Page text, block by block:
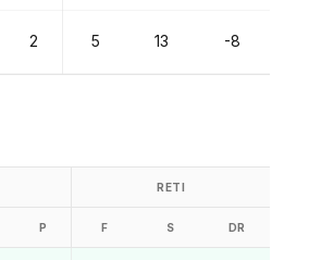
2 5 13 -8
RETI
P F S DR